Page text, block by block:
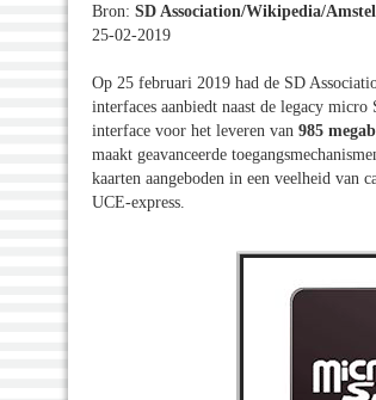
Bron: SD Association/Wikipedia/
25-02-2019
Op 25 februari 2019 had de SD
interfaces aanbiedt naast de legacy
interface voor het leveren van 985
maakt geavanceerde
kaarten aangeboden in een veelheid van
UCE-express.